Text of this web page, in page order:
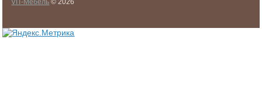
VIT-Мебель © 2026